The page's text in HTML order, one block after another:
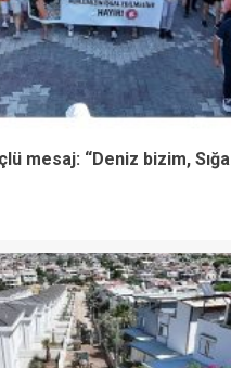
mesaj: “Deniz bizim,